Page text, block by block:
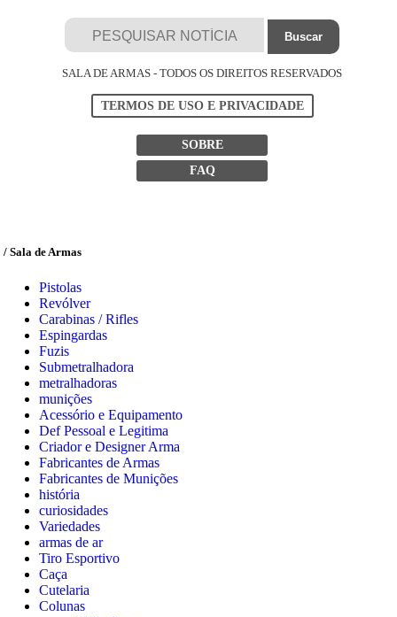
SALA DE ARMAS - TODOS OS DIREITOS RESERVADOS
TERMOS DE USO E PRIVACIDADE
SOBRE
FAQ
/ Sala de Armas
Pistolas
Revólver
Carabinas / Rifles
Espingardas
Fuzis
Submetralhadora
metralhadoras
munições
Acessório e Equipamento
Def Pessoal e Legitima
Criador e Designer Arma
Fabricantes de Armas
Fabricantes de Munições
história
curiosidades
Variedades
armas de ar
Tiro Esportivo
Caça
Cutelaria
Colunas